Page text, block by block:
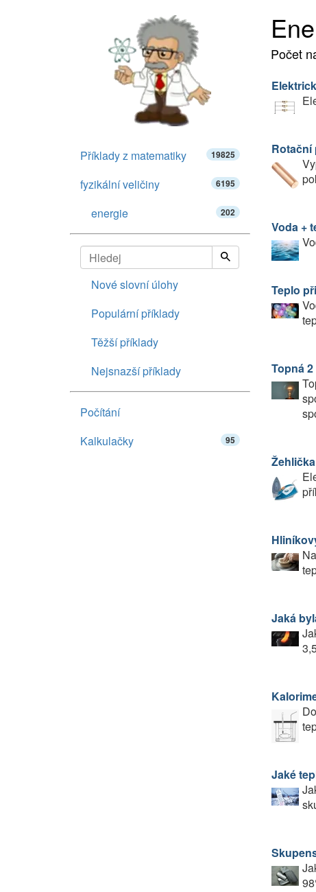
Počet
Rotační
Voda +
Teplo
Topná 2
Žehlička
Jaká
Jaké
Příklady z matematiky 19825
fyzikální veličiny 6195
energie 202
Nové slovní úlohy
Populární příklady
Těžší příklady
Nejsnazší příklady
Počítání
Kalkulačky
95